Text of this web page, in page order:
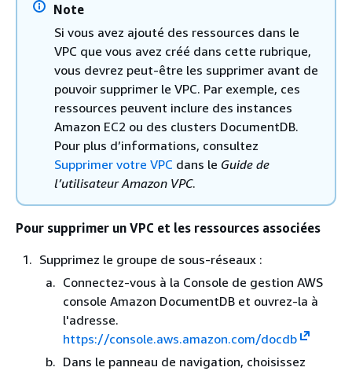
Note
Si vous avez ajouté des ressources dans le
VPC que vous avez créé dans cette rubrique,
vous devrez peut-être les supprimer avant de
pouvoir supprimer le VPC. Par exemple, ces
ressources peuvent inclure des instances
Amazon EC2 ou des clusters DocumentDB.
Pour plus d’informations, consultez
Supprimer votre VPC dans le Guide de
l’utilisateur Amazon VPC.
Pour supprimer un VPC et les ressources associées
Supprimez le groupe de sous-réseaux :
Connectez-vous à la Console de gestion AWS
console Amazon DocumentDB et ouvrez-la à
l'adresse.
https://console.aws.amazon.com/docdb
Dans le panneau de navigation, choisissez